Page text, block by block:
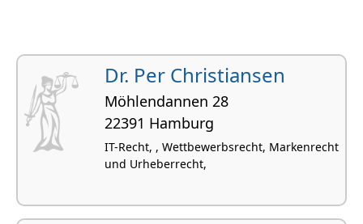
Dr. Per Christiansen
Möhlendannen 28
22391 Hamburg
IT-Recht, , Wettbewerbsrecht, Markenrecht
und Urheberrecht,